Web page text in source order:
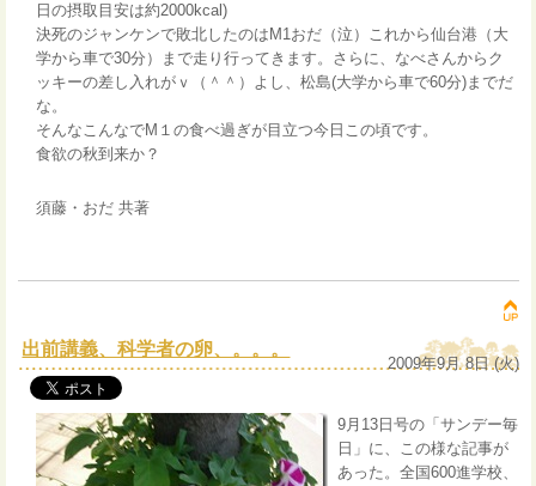
日の摂取目安は約2000kcal)
決死のジャンケンで敗北したのはM1おだ（泣）これから仙台港（大
学から車で30分）まで走り行ってきます。さらに、なべさんからク
ッキーの差し入れがｖ（＾＾）よし、松島(大学から車で60分)までだ
な。
そんなこんなでM１の食べ過ぎが目立つ今日この頃です。
食欲の秋到来か？
須藤・おだ 共著
出前講義、科学者の卵、。。。
2009年9月 8日 (火)
9月13日号の「サンデー毎
日」に、この様な記事が
あった。全国600進学校、